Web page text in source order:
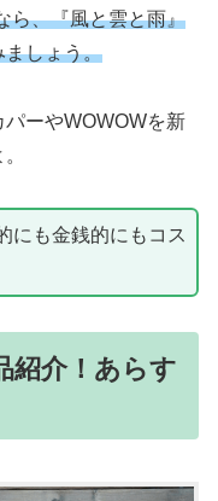
ら、『風と雲と雨』
ましょう。
ーやWOWOWを新
にも金銭的にもコス
紹介！あらす